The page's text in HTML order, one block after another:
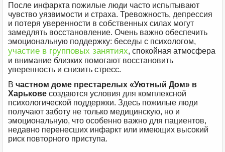
После инфаркта пожилые люди часто испытывают
чувство уязвимости и страха. Тревожность, депрессия
и потеря уверенности в собственных силах могут
замедлять восстановление. Очень важно обеспечить
эмоциональную поддержку: беседы с психологом,
участие в групповых занятиях, спокойная атмосфера
и внимание близких помогают восстановить
уверенность и снизить стресс.
Вчастном доме престарелых «Уютный Дом» в
Харькове создаются условия для комплексной
психологической поддержки. Здесь пожилые люди
получают заботу не только медицинскую, но и
эмоциональную, что особенно важно для пациентов,
недавно перенесших инфаркт или имеющих высокий
риск повторного приступа.